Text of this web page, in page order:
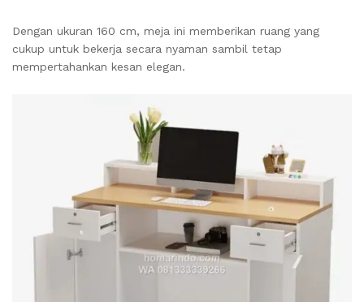
Dengan ukuran 160 cm, meja ini memberikan ruang yang
cukup untuk bekerja secara nyaman sambil tetap
mempertahankan kesan elegan.